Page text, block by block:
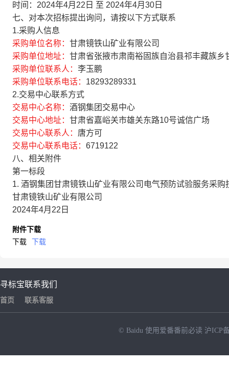
时间： 2024年4月22日 至 2024年4月30日
七、对本次招标提出询问，请按以下方式联系
1.采购人信息
采购单位名称： 甘肃镜铁山矿业有限公司
采购单位地址： 甘肃省张掖市肃南裕固族自治县祁丰藏族乡
采购单位联系人： 李玉鹏
采购单位联系电话： 18293289331
2.交易中心联系方式
交易中心名称： 酒钢集团交易中心
交易中心地址： 甘肃省嘉峪关市雄关东路10号诚信广场
交易中心联系人： 唐方可
交易中心联系电话： 6719122
八、相关附件
第一标段
1. 酒钢集团甘肃镜铁山矿业有限公司电气预防试验服务采购
甘肃镜铁山矿业有限公司
2024年4月22日
附件下载
下载
下载
寻标宝
首页
联系我们
联系客服
© Baidu 使用爱番番前必读 沪ICP